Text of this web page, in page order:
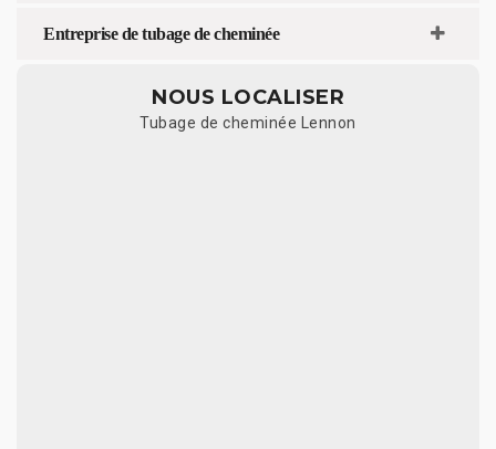
Entreprise de tubage de cheminée
NOUS LOCALISER
Tubage de cheminée Lennon